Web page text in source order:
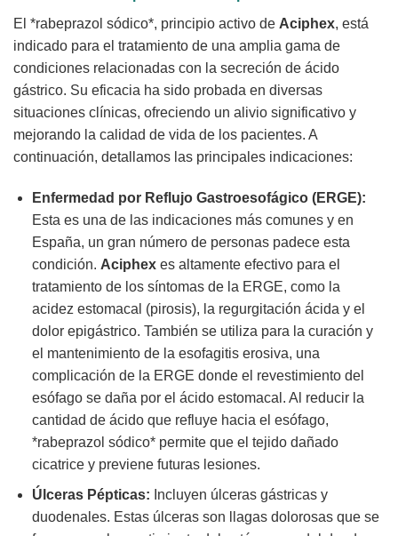
El *rabeprazol sódico*, principio activo de Aciphex, está
indicado para el tratamiento de una amplia gama de
condiciones relacionadas con la secreción de ácido
gástrico. Su eficacia ha sido probada en diversas
situaciones clínicas, ofreciendo un alivio significativo y
mejorando la calidad de vida de los pacientes. A
continuación, detallamos las principales indicaciones:
Enfermedad por Reflujo Gastroesofágico (ERGE):
Esta es una de las indicaciones más comunes y en
España, un gran número de personas padece esta
condición. Aciphexes altamente efectivo para el
tratamiento de los síntomas de la ERGE, como la
acidez estomacal (pirosis), la regurgitación ácida y el
dolor epigástrico. También se utiliza para la curación y
el mantenimiento de la esofagitis erosiva, una
complicación de la ERGE donde el revestimiento del
esófago se daña por el ácido estomacal. Al reducir la
cantidad de ácido que refluye hacia el esófago,
*rabeprazol sódico* permite que el tejido dañado
cicatrice y previene futuras lesiones.
Úlceras Pépticas: Incluyen úlceras gástricas y
duodenales. Estas úlceras son llagas dolorosas que se